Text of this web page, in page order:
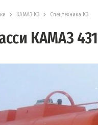
КАМАЗ К3 Спецтехника К3
КАМАЗ